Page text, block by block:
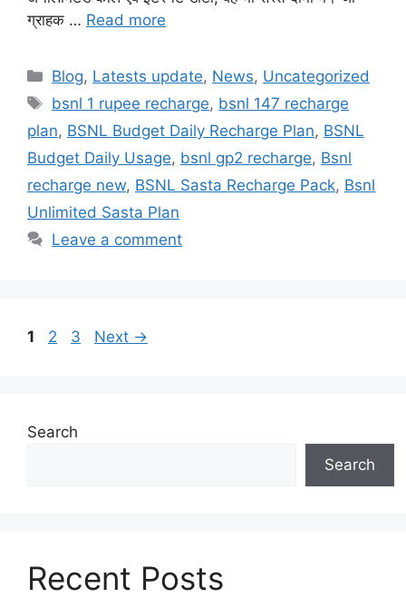
ग्राहक … Read more
Categories
Blog, Latests update, News, Uncategorized
Tags
bsnl 1 rupee recharge, bsnl 147 recharge
plan, BSNL Budget Daily Recharge Plan, BSNL
Budget Daily Usage, bsnl gp2 recharge, Bsnl
recharge new, BSNL Sasta Recharge Pack, Bsnl
Unlimited Sasta Plan
Leave a comment
Page
1 Page
2 Page
3 Next →
Search
Search
Recent Posts